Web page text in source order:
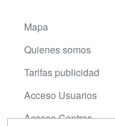
Mapa
Quienes somos
Tarifas publicidad
Acceso Usuarios
Acceso Centros